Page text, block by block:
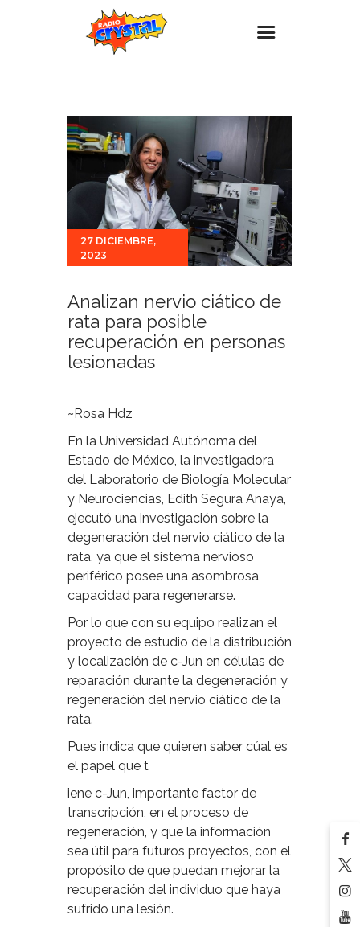
Estaciones
Eventos
Promociones
Noticias
Para ti
Contacto
27 DICIEMBRE,
2023
Analizan nervio ciático de
rata para posible
recuperación en personas
lesionadas
~Rosa Hdz
En la Universidad Autónoma del
Estado de México, la investigadora
del Laboratorio de Biología Molecular
y Neurociencias, Edith Segura Anaya,
ejecutó una investigación sobre la
degeneración del nervio ciático de la
rata, ya que el sistema nervioso
periférico posee una asombrosa
capacidad para regenerarse.
Por lo que con su equipo realizan el
proyecto de estudio de la distribución
y localización de c-Jun en células de
reparación durante la degeneración y
regeneración del nervio ciático de la
rata.
Pues indica que quieren saber cúal es
el papel que t
iene c-Jun, importante factor de
transcripción, en el proceso de
regeneración, y que la información
sea útil para futuros proyectos, con el
propósito de que puedan mejorar la
recuperación del individuo que haya
sufrido una lesión.